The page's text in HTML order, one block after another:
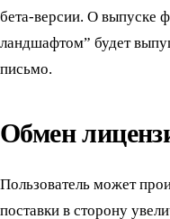
бета-версии. О выпуске
ландшафтом” будет
письмо.
Обмен
Пользователь может
поставки в сторону